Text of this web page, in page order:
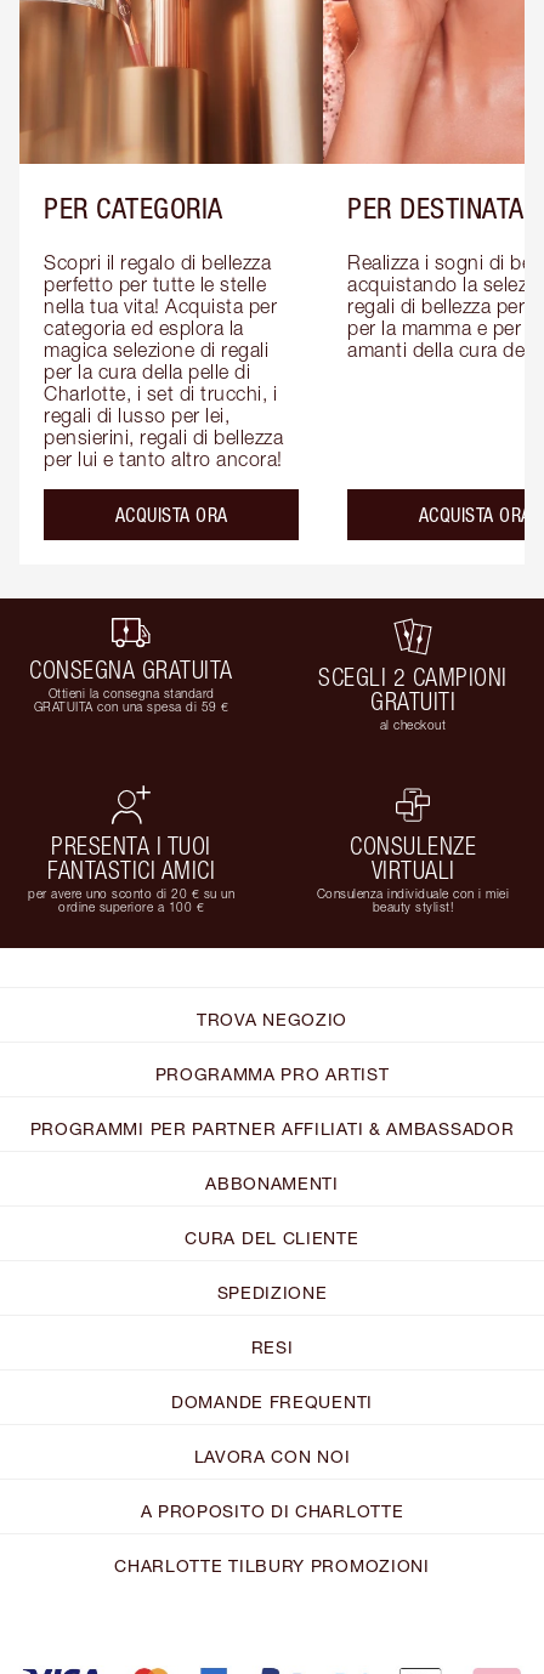
PER CATEGORIA
Scopri il regalo di bellezza
perfetto per tutte le stelle
nella tua vita! Acquista per
categoria ed esplora la
magica selezione di regali
per la cura della pelle di
Charlotte, i set di trucchi, i
regali di lusso per lei,
pensierini, regali di bellezza
per lui e tanto altro ancora!
ACQUISTA ORA
PER
Realizza i sogni di
acquistando la
regali di bellezza per
per la mamma e per
amanti della cura
ACQUISTA ORA
CONSEGNA GRATUITA
Ottieni la consegna standard
GRATUITA con una spesa di 59 €
SCEGLI 2 CAMPIONI
GRATUITI
al checkout
PRESENTA I TUOI
FANTASTICI AMICI
per avere uno sconto di 20 € su un
ordine superiore a 100 €
CONSULENZE
VIRTUALI
Consulenza individuale con i miei
beauty stylist!
TROVA NEGOZIO
PROGRAMMA PRO ARTIST
PROGRAMMI PER PARTNER AFFILIATI & AMBASSADOR
ABBONAMENTI
CURA DEL CLIENTE
SPEDIZIONE
RESI
DOMANDE FREQUENTI
LAVORA CON NOI
A PROPOSITO DI CHARLOTTE
CHARLOTTE TILBURY PROMOZIONI